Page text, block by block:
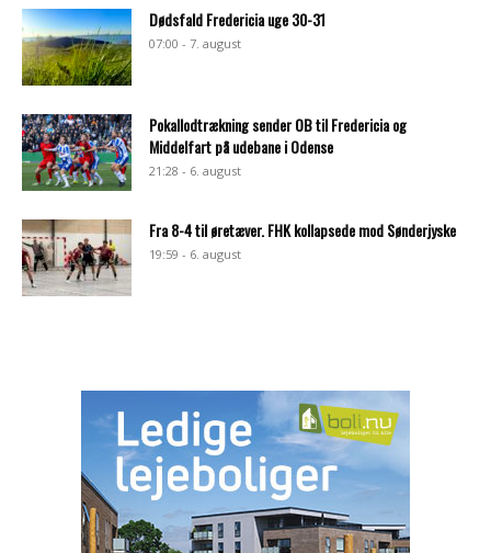
Dødsfald Fredericia uge 30-31
07:00 - 7. august
Pokallodtrækning sender OB til Fredericia og
Middelfart på udebane i Odense
21:28 - 6. august
Fra 8-4 til øretæver. FHK kollapsede mod Sønderjyske
19:59 - 6. august